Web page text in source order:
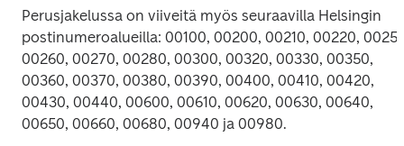
Perusjakelussa on viiveitä myös seuraavilla Helsingin
postinumeroalueilla: 00100, 00200, 00210, 00220,
00260, 00270, 00280, 00300, 00320, 00330, 00350,
00360, 00370, 00380, 00390, 00400, 00410, 00420,
00430, 00440, 00600, 00610, 00620, 00630, 00640,
00650, 00660, 00680, 00940 ja 00980.